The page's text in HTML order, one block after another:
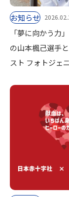
お知らせ
「夢に向かう力」を子どもた
の山本楓己選手
スト フォトジェ